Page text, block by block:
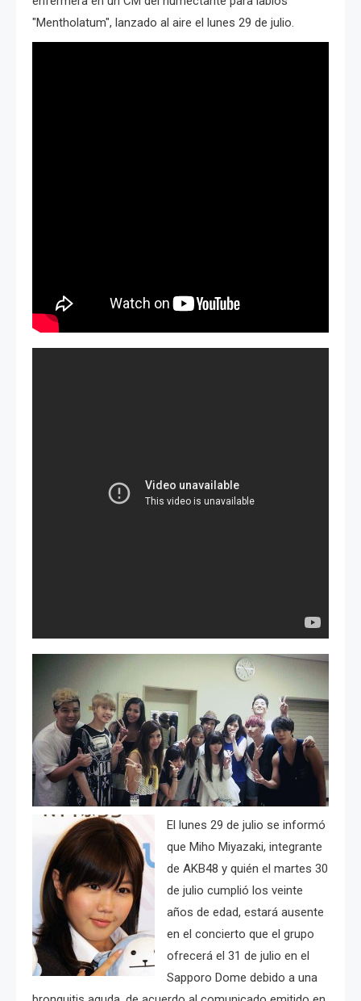
"Mentholatum", lanzado al aire el lunes 29 de julio.
El lunes 29 de julio se informó
que Miho Miyazaki, integrante
de AKB48 y quién el martes 30
de julio cumplió los veinte
años de edad, estará ausente
en el concierto que el grupo
ofrecerá el 31 de julio en el
Sapporo Dome debido a una